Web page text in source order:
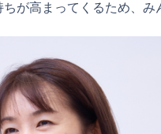
が高まってくるため、み